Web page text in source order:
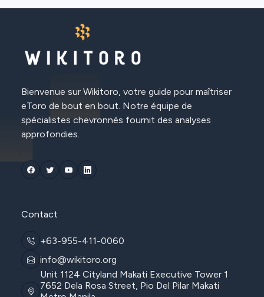
Bienvenue sur Wikitoro, votre guide pour maîtriser
eToro de bout en bout. Notre équipe de
spécialistes chevronnés fournit des analyses
approfondies.
Contact
+63-955-411-0060
info@wikitoro.org
Unit 1124 Cityland Makati Executive Tower 1
7652 Dela Rosa Street, Pio Del Pilar Makati